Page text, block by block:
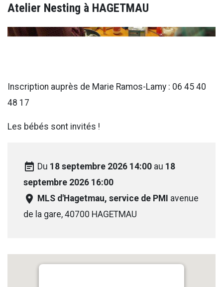
Atelier Nesting à HAGETMAU
Inscription auprès de Marie Ramos-Lamy : 06 45 40
48 17
Les bébés sont invités !
event_note Du 18 septembre 2026 14:00 au 18
septembre 2026 16:00
room MLS d'Hagetmau, service de PMI avenue
de la gare, 40700 HAGETMAU